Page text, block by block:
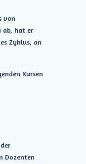
von
ab, hat er
Zyklus, an
Kursen
Dozenten